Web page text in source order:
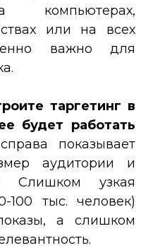
компьютерах,
или на всех
важно для
таргетинг в
будет работать
показывает
аудитории и
Слишком узкая
100 тыс. человек)
а слишком